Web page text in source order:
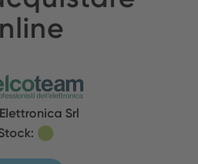
Srl